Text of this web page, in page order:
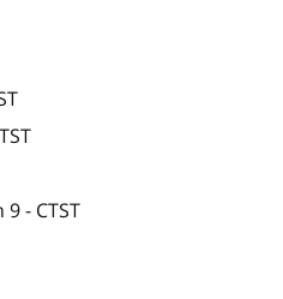
- CTST